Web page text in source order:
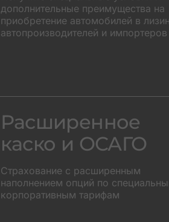
дополнительные преимущества на
приобретение автомобилей в
автопроизводителей и импортеров
Расширенное
каско и ОСАГО
Страхование с расширенным
наполнением опций по
корпоративным тарифам